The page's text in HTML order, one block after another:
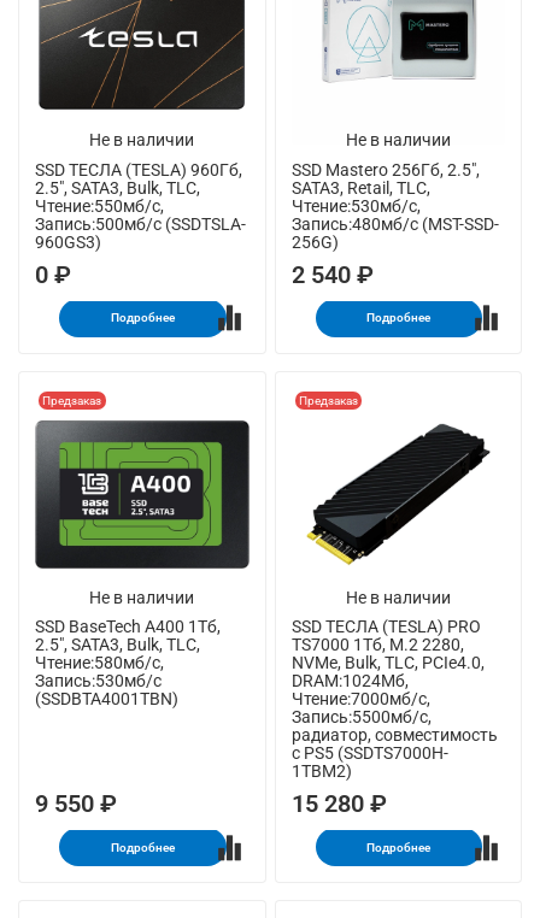
Не в наличии
SSD ТЕСЛА (TESLA) 960Гб,
2.5", SATA3, Bulk, TLC,
Чтение:550мб/с,
Запись:500мб/с (SSDTSLA-
960GS3)
0 ₽
Подробнее
Не в наличии
SSD Mastero 256Гб, 2.5",
SATA3, Retail, TLC,
Чтение:530мб/с,
Запись:480мб/с (MST-SSD-
256G)
2 540 ₽
Подробнее
Не в наличии
Предзаказ
SSD BaseTech A400 1Тб,
2.5", SATA3, Bulk, TLC,
Чтение:580мб/с,
Запись:530мб/с
(SSDBTA4001TBN)
9 550 ₽
Подробнее
Не в наличии
Предзаказ
SSD ТЕСЛА (TESLA) PRO
TS7000 1Тб, M.2 2280,
NVMe, Bulk, TLC, PCIe4.0,
DRAM:1024Мб,
Чтение:7000мб/с,
Запись:5500мб/с,
радиатор, совместимость
с PS5 (SSDTS7000H-
1TBM2)
15 280 ₽
Подробнее